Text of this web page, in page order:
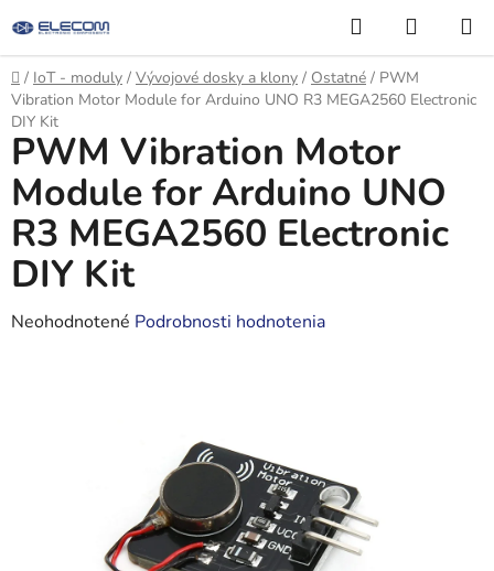
na
obsah
Hľadať
KOŠÍK
Domov
/ IoT - moduly / Vývojové dosky a klony / Ostatné / PWM
Vibration Motor Module for Arduino UNO R3 MEGA2560 Electronic
DIY Kit
PWM Vibration Motor
Module for Arduino UNO
R3 MEGA2560 Electronic
DIY Kit
Priemerné
Neohodnotené Podrobnosti hodnotenia